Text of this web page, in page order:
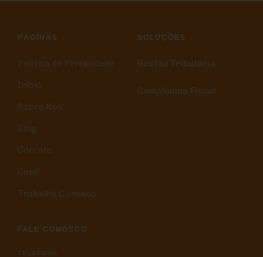
PÁGINAS
Política de Privacidade
Início
Sobre Nós
Blog
Contato
Case
Trabalhe Conosco
SOLUÇÕES
Gestão Tributária
Compliance Fiscal
FALE CONOSCO
TELEFONE: